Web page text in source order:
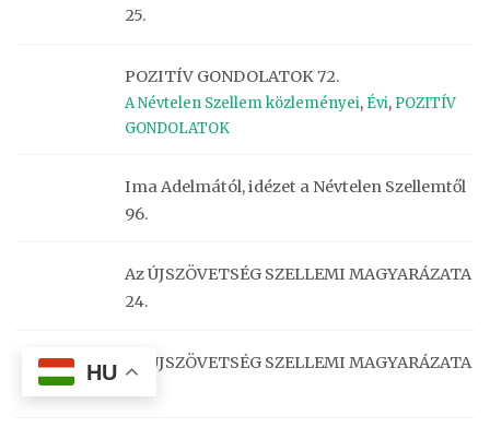
25.
POZITÍV GONDOLATOK 72.
A Névtelen Szellem közleményei, Évi, POZITÍV
GONDOLATOK
Ima Adelmától, idézet a Névtelen Szellemtől
96.
Az ÚJSZÖVETSÉG SZELLEMI MAGYARÁZATA
24.
Az ÚJSZÖVETSÉG SZELLEMI MAGYARÁZATA
HU